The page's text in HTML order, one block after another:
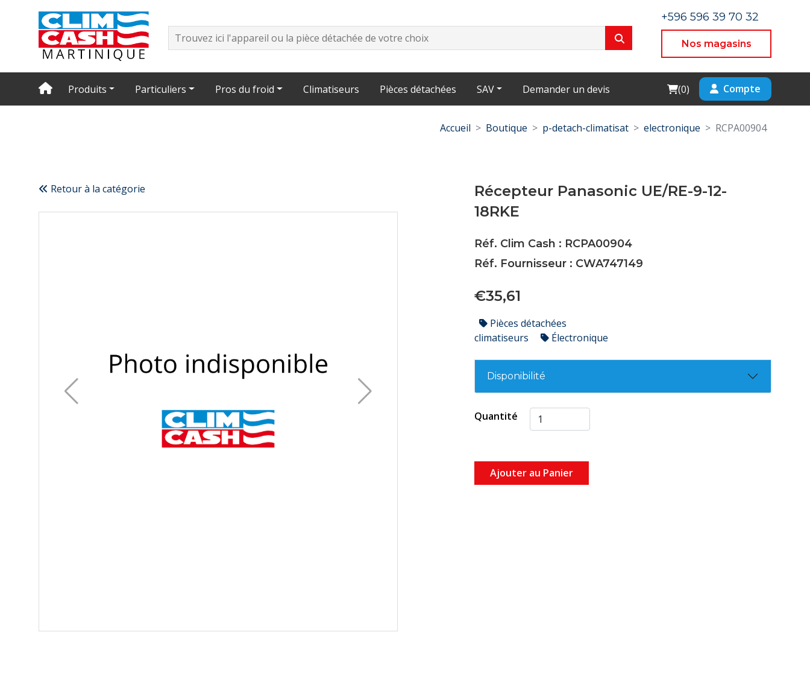
+596 596 39 70 32
Nos magasins
Produits Particuliers Pros du froid Climatiseurs Pièces détachées SAV Demander un devis Cart
(0) Compte
Accueil Boutique p-detach-climatisat electronique RCPA00904
Retour à la catégorie
Récepteur Panasonic UE/RE-9-12-
18RKE
Réf. Clim Cash : RCPA00904
Réf. Fournisseur : CWA747149
€35,61
Pièces détachées
climatiseurs
Électronique
Disponibilité
Quantité
Ajouter au Panier